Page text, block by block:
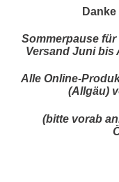
Sommerpause
Versand Juni bis
Alle Online-
(Allgäu)
(bitte vorab